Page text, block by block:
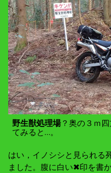
野生獣処理場？奥の３ｍ
てみると…。
はい，イノシシと見られる
ました。腹に白い✖印を書か